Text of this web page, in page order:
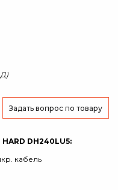
Задать вопрос по товару
DH240LU5:
кабель